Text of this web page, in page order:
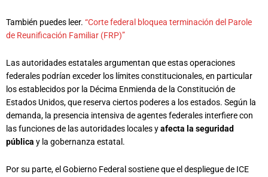
También puedes leer. “Corte federal bloquea terminación del Parole
de Reunificación Familiar (FRP)”
Las autoridades estatales argumentan que estas operaciones
federales podrían exceder los límites constitucionales, en particular
los establecidos por la Décima Enmienda de la Constitución de
Estados Unidos, que reserva ciertos poderes a los estados. Según la
demanda, la presencia intensiva de agentes federales interfiere con
las funciones de las autoridades locales yafecta la seguridad
pública y la gobernanza estatal.
Por su parte, el Gobierno Federal sostiene que el despliegue de ICE